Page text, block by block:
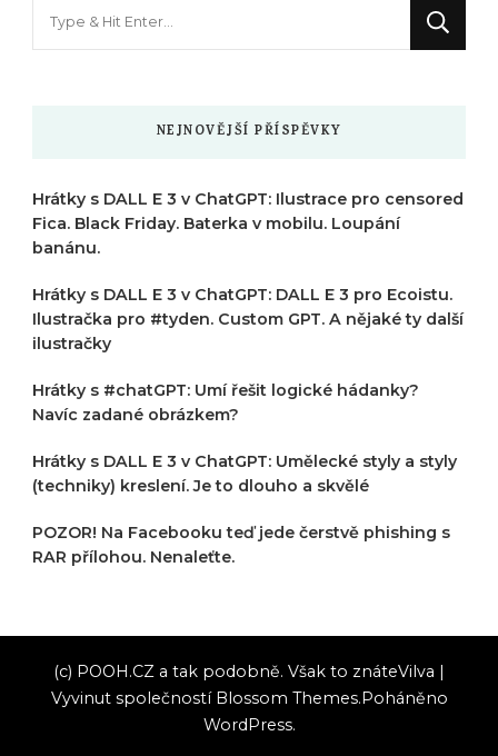
NEJNOVĚJŠÍ PŘÍSPĚVKY
Hrátky s DALL E 3 v ChatGPT: Ilustrace pro censored
Fica. Black Friday. Baterka v mobilu. Loupání
banánu.
Hrátky s DALL E 3 v ChatGPT: DALL E 3 pro Ecoistu.
Ilustračka pro #tyden. Custom GPT. A nějaké ty další
ilustračky
Hrátky s #chatGPT: Umí řešit logické hádanky?
Navíc zadané obrázkem?
Hrátky s DALL E 3 v ChatGPT: Umělecké styly a styly
(techniky) kreslení. Je to dlouho a skvělé
POZOR! Na Facebooku teď jede čerstvě phishing s
RAR přílohou. Nenaleťte.
(c) POOH.CZ a tak podobně. Však to znáteVilva |
Vyvinut společností Blossom Themes.Poháněno
WordPress.